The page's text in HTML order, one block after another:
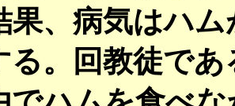
果、病気はハ
る。回教徒で